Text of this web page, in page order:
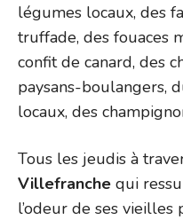
légumes locaux, des
truffade, des fouaces
confit de canard, des
paysans-boulangers,
locaux, des
Tous les jeudis à
Villefranche qui
l’odeur de ses